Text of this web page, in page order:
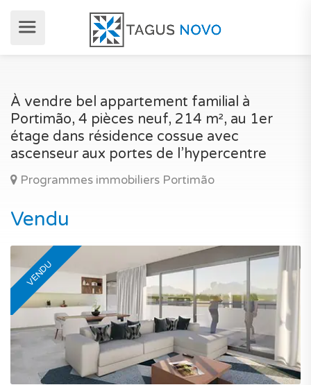
À vendre bel appartement familial à
Portimão, 4 pièces neuf, 214 m², au 1er
étage dans résidence cossue avec
ascenseur aux portes de l’hypercentre
Programmes immobiliers Portimão
Vendu
VENDU